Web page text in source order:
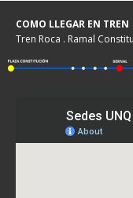
COMO LLEGAR EN TREN
Tren Roca . Ramal